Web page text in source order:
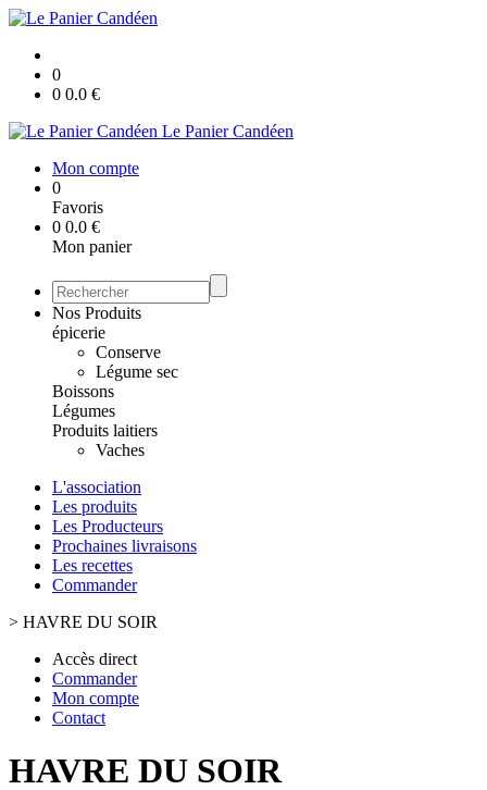
0
0 0.0 €
Le Panier Candéen
Mon compte
0
Favoris
0 0.0 €
Mon panier
Nos Produits
épicerie
Conserve
Légume sec
Boissons
Légumes
Produits laitiers
Vaches
L'association
Les produits
Les Producteurs
Prochaines livraisons
Les recettes
Commander
> HAVRE DU SOIR
Accès direct
Commander
Mon compte
Contact
HAVRE DU SOIR